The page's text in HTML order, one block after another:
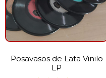
Posavasos de Lata Vinilo
LP